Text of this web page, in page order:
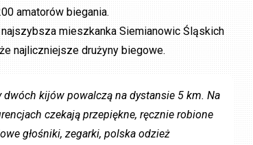
amatorów biegania.
mieszkanka Siemianowic Śląskich
najliczniejsze drużyny biegowe.
kijów powalczą na dystansie 5 km. Na
czekają przepiękne, ręcznie robione
głośniki, zegarki, polska odzież